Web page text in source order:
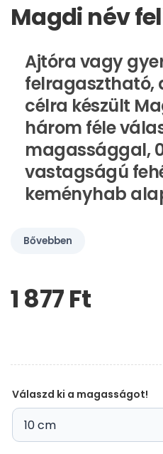
Magdi név
Ajtóra vagy
felragasztható,
célra készült
három féle
magassággal,
vastagságú
keményhab
Bővebben
Kérem,
hagyja
1 877 Ft‎
Válaszd ki a magasságot!